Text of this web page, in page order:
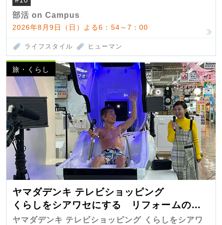
部活 on Campus
2026年8月9日（日）よる6：54～7：00
ライフスタイル ヒューマン
旅・くらし
ヤマダデンキ テレビショッピング
くらしをシアワセにする リフォームの
匠 第7弾
ヤマダデンキ テレビショッピング くらしをシアワ